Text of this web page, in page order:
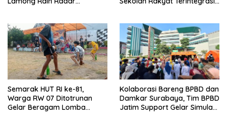
Semarak HUT RI ke-81,
Warga RW 07 Ditotrunan
Gelar Beragam Lomba
Kolaborasi Bareng BPBD dan
Damkar Surabaya, Tim BPBD
Jatim Support Gelar Simulasi